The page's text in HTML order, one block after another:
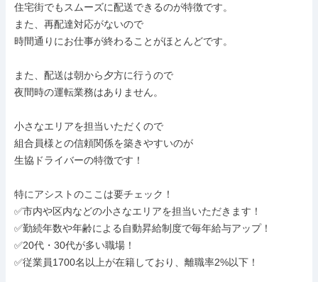
住宅街でもスムーズに配送できるのが特徴です。
また、再配達対応がないので
時間通りにお仕事が終わることがほとんどです。
また、配送は朝から夕方に行うので
夜間時の運転業務はありません。
小さなエリアを担当いただくので
組合員様との信頼関係を築きやすいのが
生協ドライバーの特徴です！
特にアシストのここは要チェック！
✅️市内や区内などの小さなエリアを担当いただきます！
✅️勤続年数や年齢による自動昇給制度で毎年給与アップ！
✅️20代・30代が多い職場！
✅️従業員1700名以上が在籍しており、離職率2%以下！